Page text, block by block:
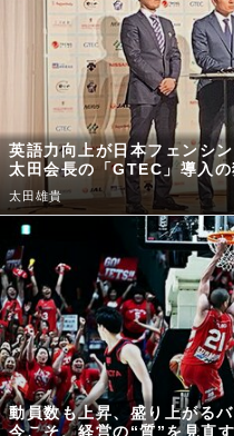
英語力向上が日本フェンシ
太田会長の「GTEC」導入の
太田雄貴
動員数も上昇、盛り上がる
今こそ、経営の“質”を見直す